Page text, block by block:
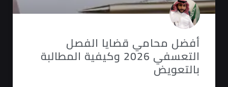
أفضل محامي قضايا الفصل
التعسفي 2026 وكيفية المطالبة
بالتعويض